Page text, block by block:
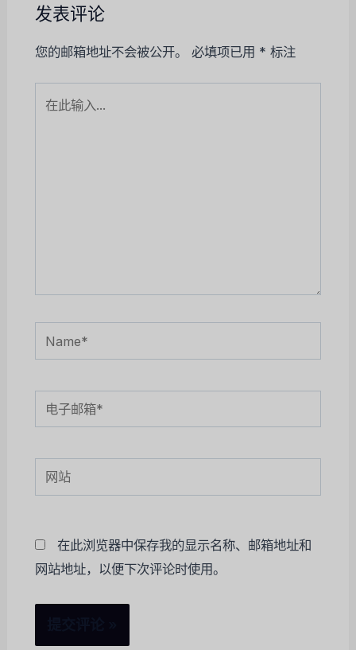
发表评论
您的邮箱地址不会被公开。 必填项已用 * 标注
Name*
子
箱
*
网
站
在此浏览器中保存我的显示名称、邮箱地址和
网站地址，以便下次评论时使用。